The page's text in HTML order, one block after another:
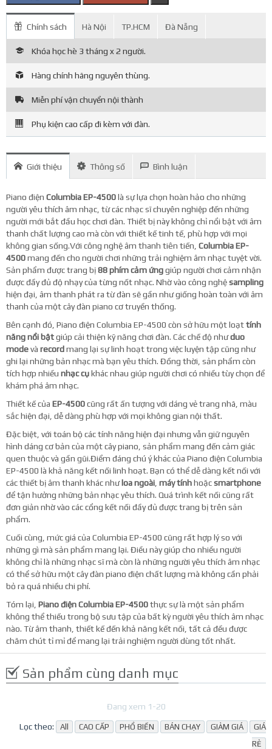
Chính sách Hà Nội TP.HCM Đà Nẵng
Khóa học hè 3 tháng x 2 người.
Hàng chính hãng nguyên thùng.
Miễn phí vận chuyển nội thành
Phụ kiện cao cấp đi kèm với đàn.
Giới thiệu Thông số Bình luận
Piano điện ColumbiaEP-4500là sự lựa chọn hoàn hảo cho những
người yêu thích âm nhạc, từ các nhạc sĩ chuyên nghiệp đến những
người mới bắt đầu học chơi đàn. Thiết bị này không chỉ nổi bật với âm
thanh chất lượng cao mà còn với thiết kế tinh tế, phù hợp với mọi
không gian sống.Với công nghệ âm thanh tiên tiến, Columbia EP-
4500mang đến cho người chơi những trải nghiệm âm nhạc tuyệt vời.
Sản phẩm được trang bị88 phím cảm ứnggiúp người chơi cảm nhận
được đầy đủ độ nhạy của từng nốt nhạc. Nhờ vào công nghệsampling
hiện đại, âm thanh phát ra từ đàn sẽ gần như giống hoàn toàn với âm
thanh của một cây đàn piano cơ truyền thống.
Bên cạnh đó, Piano điện Columbia EP-4500 còn sở hữu một loạttính
năng nổi bậtgiúp cải thiện kỹ năng chơi đàn. Các chế độ nhưduo
modevà recordmang lại sự linh hoạt trong việc luyện tập cũng như
ghi lại những bản nhạc mà bạn yêu thích. Đồng thời, sản phẩm còn
tích hợp nhiều nhạc cụkhác nhau giúp người chơi có nhiều tùy chọn để
khám phá âm nhạc.
Thiết kế của EP-4500cũng rất ấn tượng với dáng vẻ trang nhã, màu
sắc hiện đại, dễ dàng phù hợp với mọi không gian nội thất.
Đặc biệt, với toán bộ các tính năng hiện đại nhưng vẫn giữ nguyên
hình dáng cơ bản của một cây piano, sản phẩm mang đến cảm giác
quen thuộc và gần gũi.Điểm đáng chú ý khác của Piano điện Columbia
EP-4500 là khả năng kết nối linh hoạt. Bạn có thể dễ dàng kết nối với
các thiết bị âm thanh khác nhưloa ngoài máy tínhhoặcsmartphone
để tận hưởng những bản nhạc yêu thích. Quá trình kết nối cũng rất
đơn giản nhờ vào các cổng kết nối đầy đủ được trang bị trên sản
phẩm.
Cuối cùng, mức giá của Columbia EP-4500 cũng rất hợp lý so với
những gì mà sản phẩm mang lại. Điều này giúp cho nhiều người
không chỉ là những nhạc sĩ mà còn là những người yêu thích âm nhạc
có thể sở hữu một cây đàn piano điện chất lượng mà không cần phải
bỏ ra quá nhiều chi phí.
Tóm lại, Piano điện Columbia EP-4500thực sự là một sản phẩm
không thể thiếu trong bộ sưu tập của bất kỳ người yêu thích âm nhạc
nào. Từ âm thanh, thiết kế đến khả năng kết nối, tất cả đều được
chăm chút tỉ mỉ để mang lại trải nghiệm người dùng tốt nhất.
Sản phẩm cùng danh mục
Đang xem 1-20
Lọc theo: All CAO CẤP PHỔ BIẾN BÁN CHẠY GIẢM GIÁ
GIÁ
RẺ